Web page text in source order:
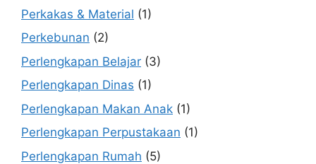
Perkakas & Material (1)
Perkebunan (2)
Perlengkapan Belajar (3)
Perlengkapan Dinas (1)
Perlengkapan Makan Anak (1)
Perlengkapan Perpustakaan (1)
Perlengkapan Rumah (5)